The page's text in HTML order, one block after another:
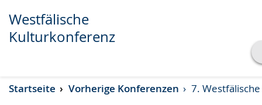
Transkript anzeigen
Abspielen
Pausieren
Westfälische
Kulturkonferenz
Startseite Vorherige Konferenzen 7.